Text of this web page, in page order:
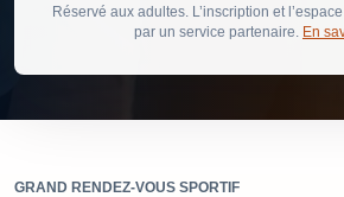
Réservé aux adultes. L’inscription et
par un service partenaire. En
GRAND RENDEZ-VOUS SPORTIF